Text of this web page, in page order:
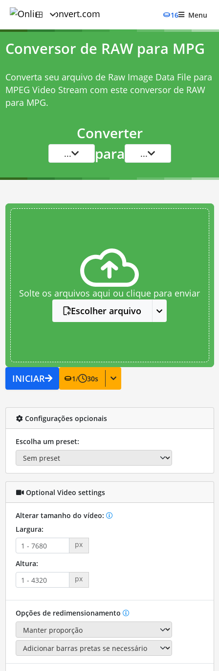
16 Menu
Conversor de RAW para MPG
Converta seu arquivo de Raw Image Data File para
MPEG Video Stream com este conversor de RAW
para MPG.
Converter
... para ...
Solte os arquivos aqui ou clique para enviar
Escolher arquivo
INICIAR 1/ 30s
Configurações opcionais
Escolha um preset:
Optional Video settings
Alterar tamanho do vídeo:
Largura:
px
Altura:
px
Opções de redimensionamento